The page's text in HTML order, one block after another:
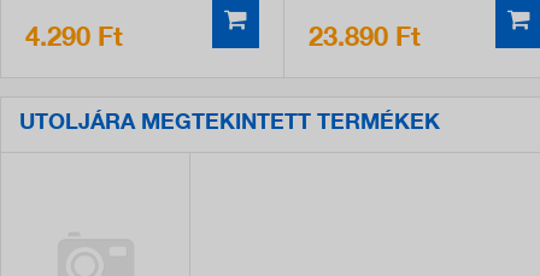
4.290 Ft 23.890 Ft
UTOLJÁRA MEGTEKINTETT TERMÉKEK